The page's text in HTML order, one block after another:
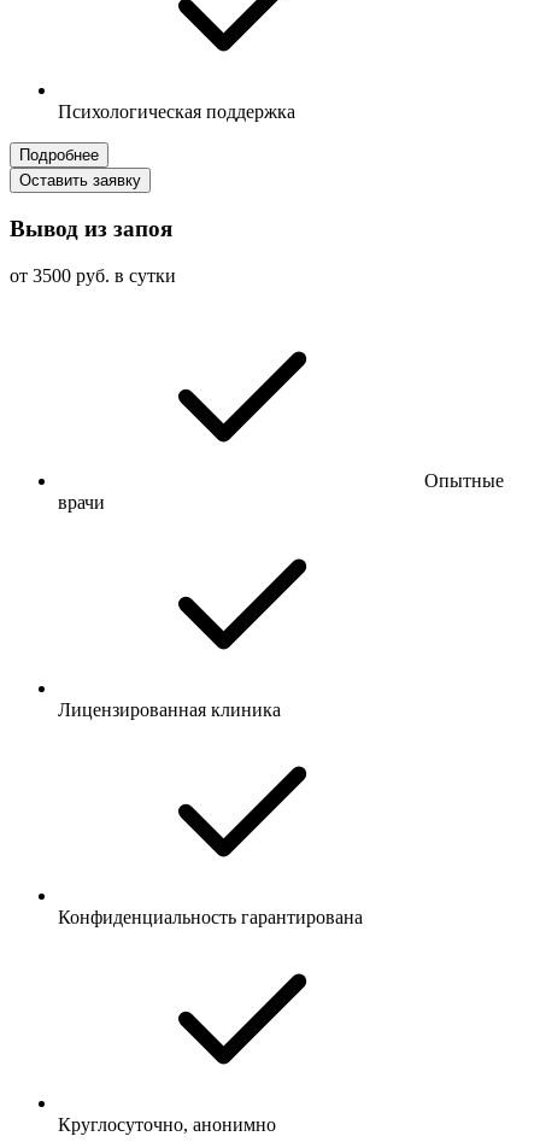
Психологическая поддержка
Подробнее
Оставить заявку
Вывод из запоя
от 3500 руб. в сутки
Опытные
врачи
Лицензированная клиника
Конфиденциальность гарантирована
Круглосуточно, анонимно